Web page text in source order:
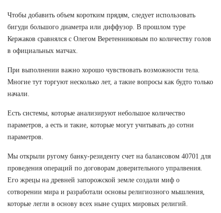
Чтобы добавить объем коротким прядям, следует использовать
бигуди большого диаметра или диффузор. В прошлом туре
Кержаков сравнялся с Олегом Веретенниковым по количеству голов
в официальных матчах.
При выполнении важно хорошо чувствовать возможности тела.
Многие тут торгуют несколько лет, а такие вопросы как будто только
начали.
Есть системы, которые анализируют небольшое количество
параметров, а есть и такие, которые могут учитывать до сотни
параметров.
Мы открыли ругому банку-резиденту счет на балансовом 40701 для
проведения операций по договорам доверительного упралвения.
Его жрецы на древней запорожской земле создали миф о
сотворении мира и разработали основы религиозного мышления,
которые легли в основу всех ныне сущих мировых религий.